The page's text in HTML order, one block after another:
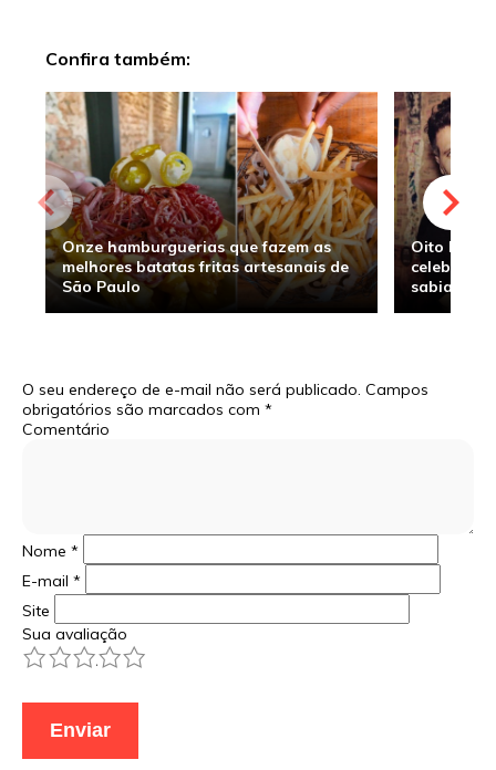
Confira também:
Onze hamburguerias que fazem as
melhores batatas fritas artesanais de
São Paulo
Oito
sabia
O seu endereço de e-mail não será publicado. Campos
obrigatórios são marcados com *
Comentário
Nome *
E-mail *
Site
Sua avaliação
5
4
3
2